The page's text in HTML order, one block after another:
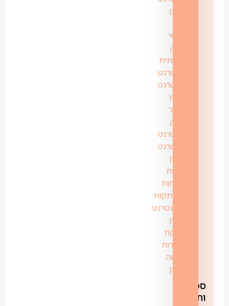
רימון
ראשי
ספק
ותשתית
אינטרנט
אינטרנט
רימון
פייבר
ספק
אינטרנט
אינטרנט
רימון
שירות
לקוחות
התנתקות
מאינטרנט
רימון
בדיקת
מהירות
גלישה
רימון
ספק
ותשתית